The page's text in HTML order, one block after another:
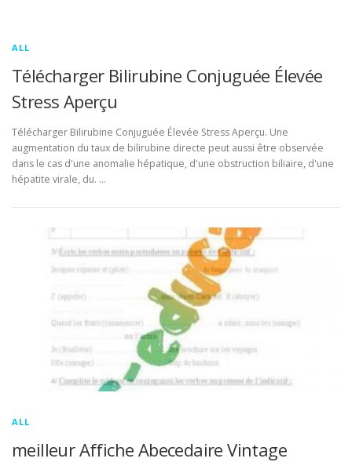
ALL
Télécharger Bilirubine Conjuguée Élevée
Stress Aperçu
Télécharger Bilirubine Conjuguée Élevée Stress Aperçu. Une
augmentation du taux de bilirubine directe peut aussi être observée
dans le cas d'une anomalie hépatique, d'une obstruction biliaire, d'une
hépatite virale, du. …
ALL
meilleur Affiche Abecedaire Vintage